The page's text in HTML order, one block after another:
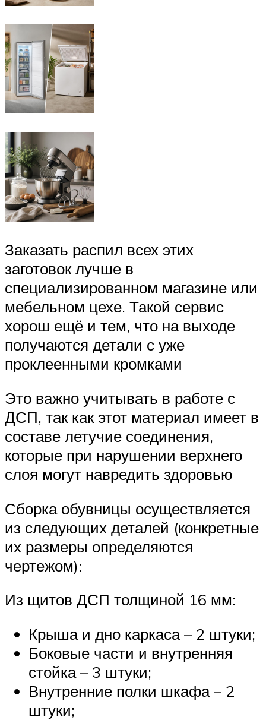
Заказать распил всех этих
заготовок лучше в
специализированном магазине или
мебельном цехе. Такой сервис
хорош ещё и тем, что на выходе
получаются детали с уже
проклеенными кромками
Это важно учитывать в работе с
ДСП, так как этот материал имеет в
составе летучие соединения,
которые при нарушении верхнего
слоя могут навредить здоровью
Сборка обувницы осуществляется
из следующих деталей (конкретные
их размеры определяются
чертежом):
Из щитов ДСП толщиной 16 мм:
Крыша и дно каркаса – 2 штуки;
Боковые части и внутренняя
стойка – 3 штуки;
Внутренние полки шкафа – 2
штуки;